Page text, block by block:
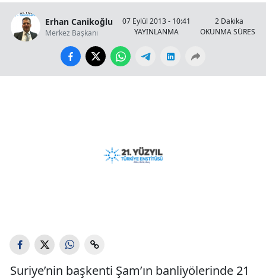
Erhan Canikoğlu
Merkez Başkanı
07 Eylül 2013 - 10:41
YAYINLANMA
2 Dakika
OKUNMA SÜRESİ
Suriye’nin başkenti Şam’ın banliyölerinde 21